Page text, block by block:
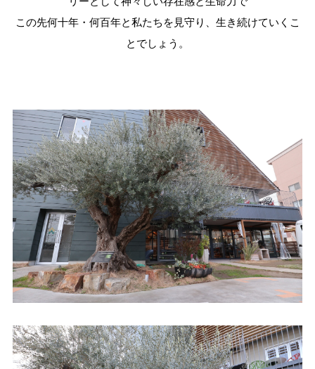
この先何十年・何百年と私たちを見守り、生き続けていくこ
とでしょう。